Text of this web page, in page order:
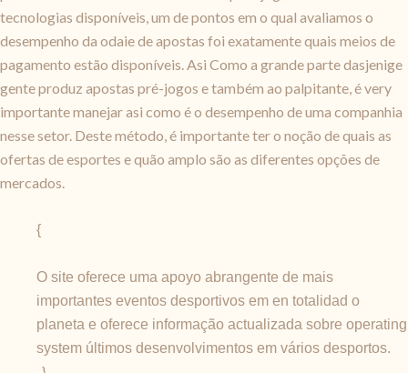
tecnologias disponíveis, um de pontos em o qual avaliamos o
desempenho da odaie de apostas foi exatamente quais meios de
pagamento estão disponíveis. Asi Como a grande parte dasjenige
gente produz apostas pré-jogos e também ao palpitante, é very
importante manejar asi como é o desempenho de uma companhia
nesse setor. Deste método, é importante ter o noção de quais as
ofertas de esportes e quão amplo são as diferentes opções de
mercados.
{
O site oferece uma apoyo abrangente de mais
importantes eventos desportivos em en totalidad o
planeta e oferece informação actualizada sobre operating
system últimos desenvolvimentos em vários desportos.